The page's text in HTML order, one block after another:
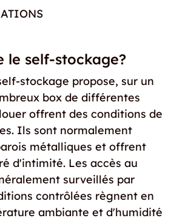
le self-stockage?
stockage propose, sur un
box de différentes
offrent des conditions de
Ils sont normalement
métalliques et offrent
d'intimité. Les accès au
surveillés par
contrôlées règnent en
ambiante et d'humidité